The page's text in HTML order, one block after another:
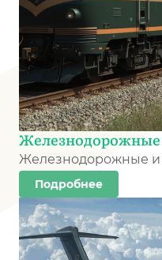
Железнодорожные
Железнодорожные и
Подробнее